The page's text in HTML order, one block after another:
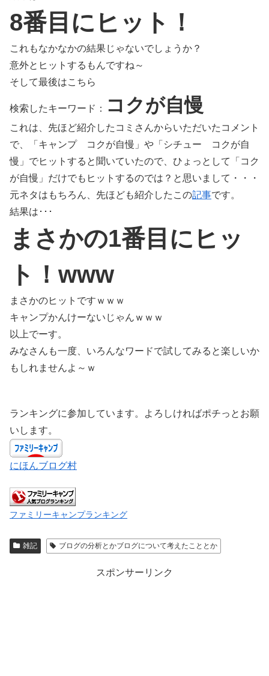
8番目にヒット！
これもなかなかの結果じゃないでしょうか？
意外とヒットするもんですね～
そして最後はこちら
検索したキーワード： コクが自慢
これは、先ほど紹介したコミさんからいただいたコメント
で、「キャンプ コクが自慢」や「シチュー コクが自
慢」でヒットすると聞いていたので、ひょっとして「コク
が自慢」だけでもヒットするのでは？と思いまして・・・
元ネタはもちろん、先ほども紹介したこの記事です。
結果は･･･
まさかの1番目にヒッ
ト！www
まさかのヒットですｗｗｗ
キャンプかんけーないじゃんｗｗｗ
以上でーす。
みなさんも一度、いろんなワードで試してみると楽しいか
もしれませんよ～ｗ
ランキングに参加しています。よろしければポチっとお願
いします。
にほんブログ村
ファミリーキャンプランキング
雑記 ブログの分析とかブログについて考えたこととか
スポンサーリンク